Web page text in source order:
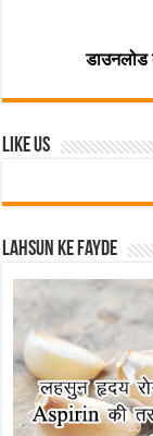
Like Us
Lahsun ke fayde